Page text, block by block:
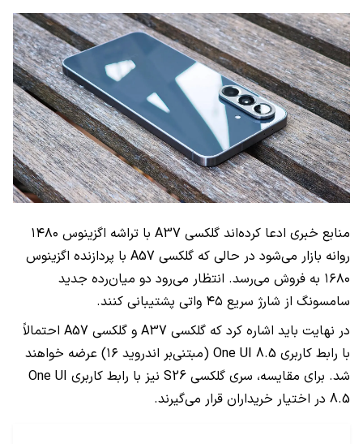
منابع خبری ادعا کرده‌اند گلکسی A37 با تراشه اگزینوس ۱۴۸۰
روانه بازار می‌شود در حالی که گلکسی A57 با پردازنده اگزینوس
۱۶۸۰ به فروش می‌رسد. انتظار می‌رود دو میان‌رده جدید
سامسونگ از شارژ سریع ۴۵ واتی پشتیبانی کنند.
در نهایت باید اشاره کرد که گلکسی A37 و گلکسی A57 احتمالاً
با رابط کاربری One UI 8.5 (مبتنی‌بر اندروید ۱۶) عرضه خواهند
شد. برای مقایسه، سری گلکسی S26 نیز با رابط کاربری One UI
8.5 در اختیار خریداران قرار می‌گیرند.